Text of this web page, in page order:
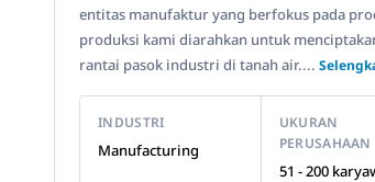
entitas manufaktur yang berfokus pada
produksi kami diarahkan untuk
rantai pasok industri di tanah air....
INDUSTRI
Manufacturing
UKURAN
PERUSAHAAN
51 - 200